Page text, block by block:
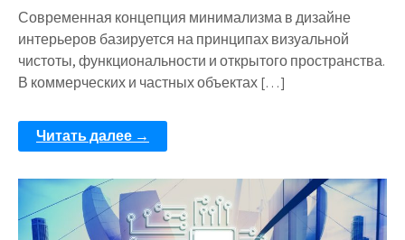
Современная концепция минимализма в дизайне
интерьеров базируется на принципах визуальной
чистоты, функциональности и открытого пространства.
В коммерческих и частных объектах […]
Читать далее →